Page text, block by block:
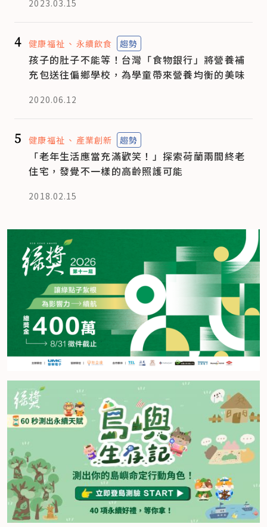
2023.03.15
4 健康福祉 永續飲食 趨勢
孩子的肚子不能等！台灣「食物銀行」將營養補
充包送往偏鄉學校，為學童帶來營養均衡的美味
2020.06.12
5 健康福祉 產業創新 趨勢
「老年生活應當充滿歡笑！」探索荷蘭兩間終老
住宅，發覺不一樣的高齡照護可能
2018.02.15